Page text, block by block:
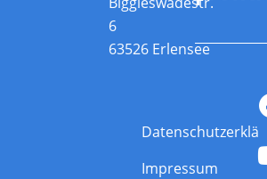
6
63526 Erlensee
Impressum